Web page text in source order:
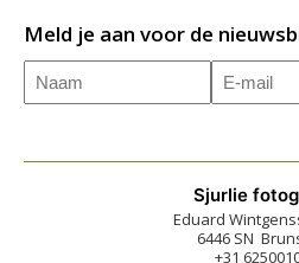
Meld je aan voor de
Naam
E-
Sjurlie
Eduard
6446 SN
+31